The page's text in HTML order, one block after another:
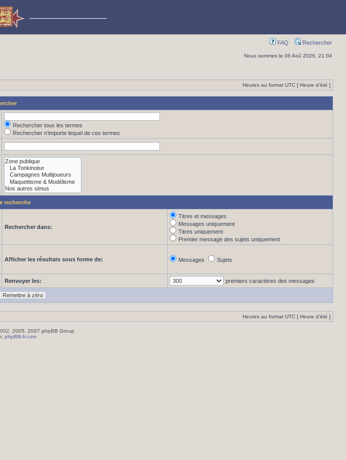
FAQ Rechercher
Nous sommes le 06 Aoû 2026, 21:04
Heures au format UTC [ Heure d’été ]
Rechercher tous les termes
Rechercher n’importe lequel de ces termes
recherche
Rechercher dans:
Titres et messages
Messages uniquement
Titres uniquement
Premier message des sujets uniquement
Afficher les résultats sous forme de: Messages Sujets
Renvoyer les: premiers caractères des messages
Heures au format UTC [ Heure d’été ]
2005, 2007 phpBB Group
phpBB-fr.com